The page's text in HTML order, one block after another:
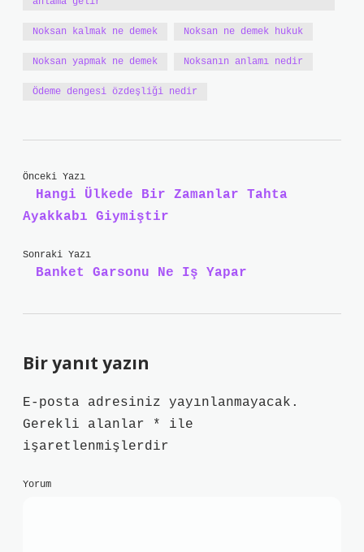
Noksan kalmak ne demek Noksan ne demek hukuk
Noksan yapmak ne demek Noksanın anlamı nedir
Ödeme dengesi özdeşliği nedir
Önceki Yazı
Hangi Ülkede Bir Zamanlar Tahta
Ayakkabı Giymiştir
Sonraki Yazı
Banket Garsonu Ne Iş Yapar
Bir yanıt yazın
E-posta adresiniz yayınlanmayacak.
Gerekli alanlar
*
ile
işaretlenmişlerdir
Yorum